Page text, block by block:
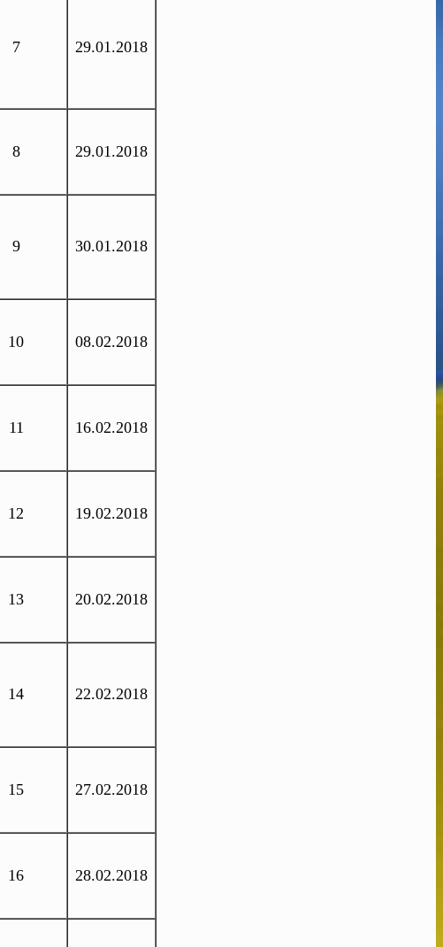
7 29.01.2018
8 29.01.2018
9 30.01.2018
10 08.02.2018
11 16.02.2018
12 19.02.2018
13 20.02.2018
14 22.02.2018
15 27.02.2018
16 28.02.2018